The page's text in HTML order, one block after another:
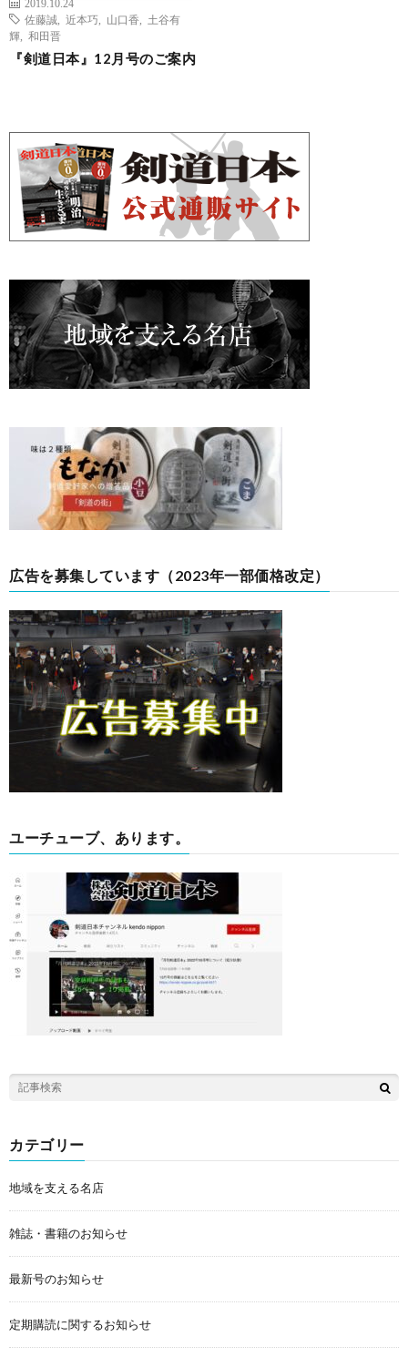
2019.10.24
佐藤誠
近本巧 山口香
土谷有
輝
和田晋
『剣道日本』12月号のご案内
広告を募集しています（2023年一部価格改定）
ユーチューブ、あります。
カテゴリー
地域を支える名店
雑誌・書籍のお知らせ
最新号のお知らせ
定期購読に関するお知らせ